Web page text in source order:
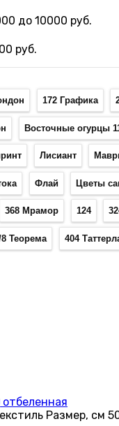
172 Графика
Восточные огурцы
Лисиант
Флай Цветы
368 Мрамор 124
8 Теорема 404
Размер, см